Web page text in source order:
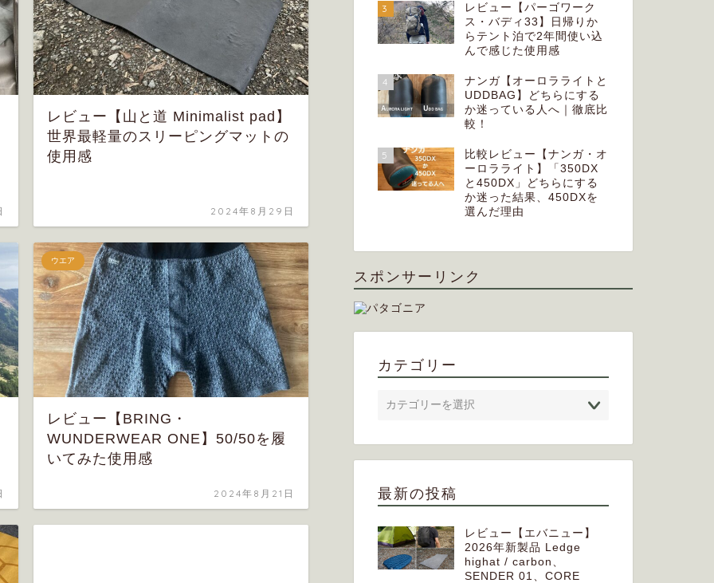
レビュー【山と道 Minimalist pad】
世界最軽量のスリーピングマットの
使用感
2024年8月29日
ウエア
レビュー【BRING・
WUNDERWEAR ONE】50/50を履
いてみた使用感
2024年8月21日
【イスカ・エアプラス】450か
630「どっちにするか」迷っている
人へ
寝袋(シュラフ)
クターライナー】実用性ハンパな
ラフ！
2024年12月8日
3
レビュー【パーゴワーク
ス・バディ33】日帰りか
らテント泊で2年間使い込
んで感じた使用感
4
ナンガ【オーロラライトと
UDDBAG】どちらにする
か迷っている人へ｜徹底比
較！
5
比較レビュー【ナンガ・オ
ーロラライト】「350DX
と450DX」どちらにする
か迷った結果、450DXを
選んだ理由
スポンサーリンク
カテゴリー
最新の投稿
レビュー【エバニュー】
2026年新製品 Ledge
highat / carbon、
SENDER 01、CORE